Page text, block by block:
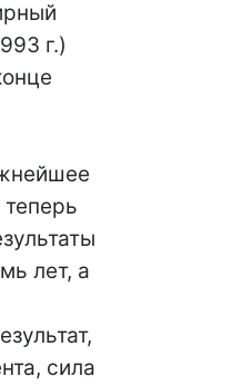
г.)
лет, а
сила